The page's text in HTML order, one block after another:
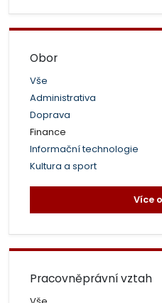
Obor
Vše
Administrativa
Doprava
Finance
Informační technologie
Kultura a sport
Více
Pracovněprávní vztah